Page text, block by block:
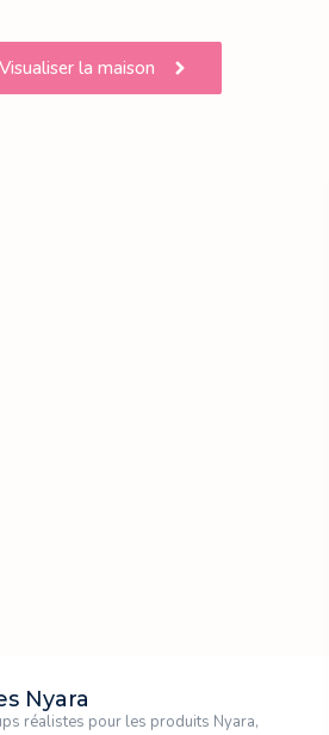
Visualiser la maison
Nyara
réalistes pour les produits Nyara,